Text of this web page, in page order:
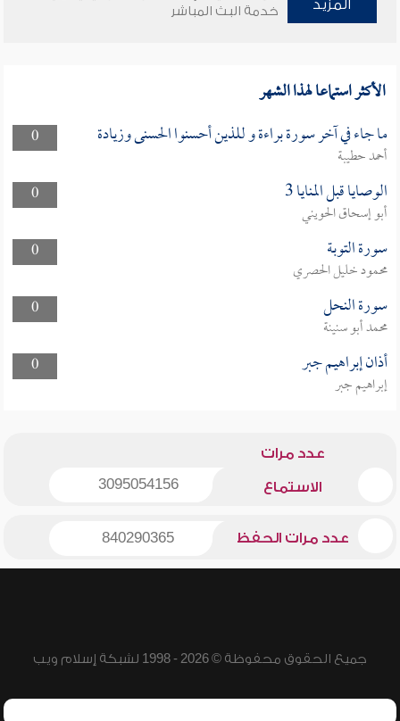
المزيد
خدمة البث المباشر
الأكثر استماعا لهذا الشهر
0 ما جاء في آخر سورة براءة و للذين أحسنوا الحسنى وزيادة
أحمد حطيبة
0
الوصايا قبل المنايا 3
أبو إسحاق الحويني
0
سورة التوبة
محمود خليل الحصري
0
سورة النحل
محمد أبو سنينة
0
أذان إبراهيم جبر
إبراهيم جبر
عدد مرات
الاستماع 3095054156
عدد مرات الحفظ 840290365
جميع الحقوق محفوظة © 2026 - 1998 لشبكة إسلام ويب